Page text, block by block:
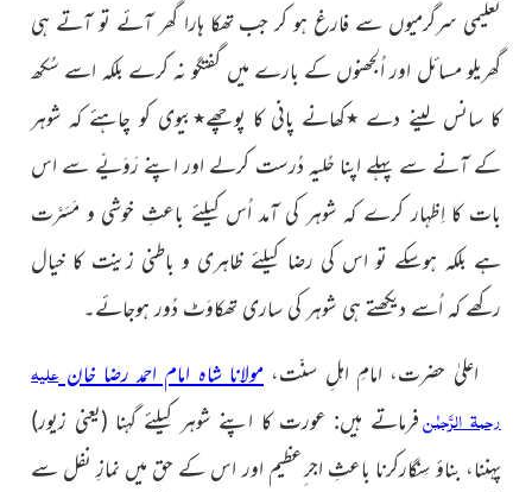
تعلیمی سرگرمیوں سے فارغ ہو کر جب تھکا ہارا گھر آئے تو آتے ہی
گھریلو مسائل اور اُلجھنوں کے بارے میں گفتگو نہ کرے بلکہ اسے سُکھ
کا سانس لینے دے ٭کھانے پانی کا پوچھے٭بیوی کو چاہئے کہ شوہر
کے آنے سے پہلے اپنا حُلیہ دُرست کرلے اور اپنے رَوَیّے سے اس
بات کا اِظہار کرے کہ شوہر کی آمد اُس کیلئے باعثِ خوشی و مَسَرَّت
ہے بلکہ ہوسکے تو اس کی رضا کیلئے ظاہری و باطنی زینت کا خیال
رکھے کہ اُسے دیکھتے ہی شوہر کی ساری تھکاوَٹ دُور ہوجائے۔
اعلیٰ حضرت، امامِ اہلِ سنّت، مولانا شاہ امام احمد رضا خان علیہ
رحمۃ الرَّحمٰنفرماتے ہیں: عورت کا اپنے شوہر کیلئے گہنا (یعنی زیور)
پہننا، بناؤ سِنگارکرنا باعثِ اجر ِعظیم اور اس کے حق میں نمازِ نفل سے